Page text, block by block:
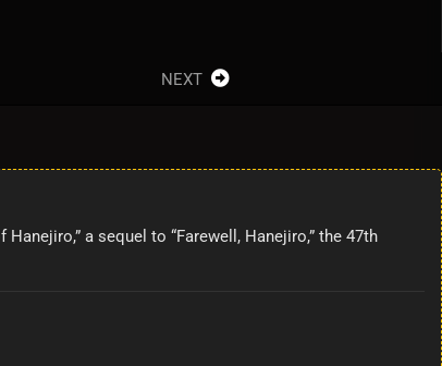
NEXT
a sequel to “Farewell, Hanejiro,” the 47th